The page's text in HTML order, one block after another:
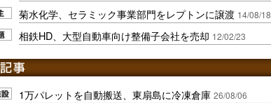
菊水化学、セラミック事業部門をレプトンに譲渡 14/08/18
相鉄HD、大型自動車向け整備子会社を売却 12/02/23
1万パレットを自動搬送、東扇島に冷凍倉庫 26/08/06